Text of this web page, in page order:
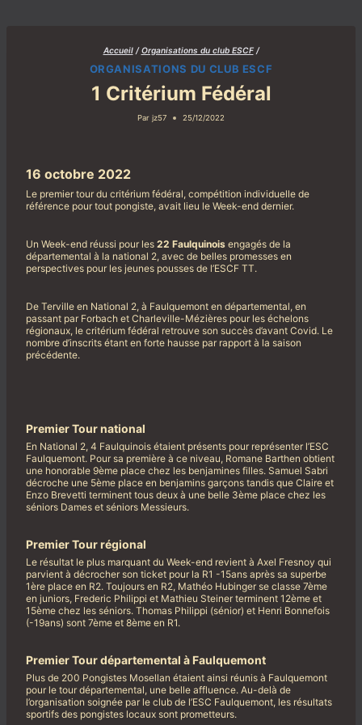
Accueil / Organisations du club ESCF /
ORGANISATIONS DU CLUB ESCF
1 Critérium Fédéral
Par jz57 25/12/2022
16 octobre 2022
Le premier tour du critérium fédéral, compétition individuelle de
référence pour tout pongiste, avait lieu le Week-end dernier.
Un Week-end réussi pour les 22 Faulquinois engagés de la
départemental à la national 2, avec de belles promesses en
perspectives pour les jeunes pousses de l’ESCF TT.
De Terville en National 2, à Faulquemont en départemental, en
passant par Forbach et Charleville-Mézières pour les échelons
régionaux, le critérium fédéral retrouve son succès d’avant Covid. Le
nombre d’inscrits étant en forte hausse par rapport à la saison
précédente.
Premier Tour national
En National 2, 4 Faulquinois étaient présents pour représenter l’ESC
Faulquemont. Pour sa première à ce niveau, Romane Barthen obtient
une honorable 9ème place chez les benjamines filles. Samuel Sabri
décroche une 5ème place en benjamins garçons tandis que Claire et
Enzo Brevetti terminent tous deux à une belle 3ème place chez les
séniors Dames et séniors Messieurs.
Premier Tour régional
Le résultat le plus marquant du Week-end revient à Axel Fresnoy qui
parvient à décrocher son ticket pour la R1 -15ans après sa superbe
1ère place en R2. Toujours en R2, Mathéo Hubinger se classe 7ème
en juniors, Frederic Philippi et Mathieu Steiner terminent 12ème et
15ème chez les séniors. Thomas Philippi (sénior) et Henri Bonnefois
(-19ans) sont 7ème et 8ème en R1.
Premier Tour départemental à Faulquemont
Plus de 200 Pongistes Mosellan étaient ainsi réunis à Faulquemont
pour le tour départemental, une belle affluence. Au-delà de
l’organisation soignée par le club de l’ESC Faulquemont, les résultats
sportifs des pongistes locaux sont prometteurs.